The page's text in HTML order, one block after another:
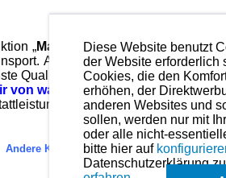
„Made in Japan“ und ist
Alle Erfahrungen des
Qualität wie dies seit vielen Jahren
von was wir sprechen.
in Anspruch nehmen.
Andere Kolbenmaße für dieses Modell
Diese Website benutzt
der Website erforderlich
Cookies, die den
erhöhen, der
anderen Websites und
sollen, werden nur mit
oder alle nicht-
bitte hier auf
Datenschutzerklärung